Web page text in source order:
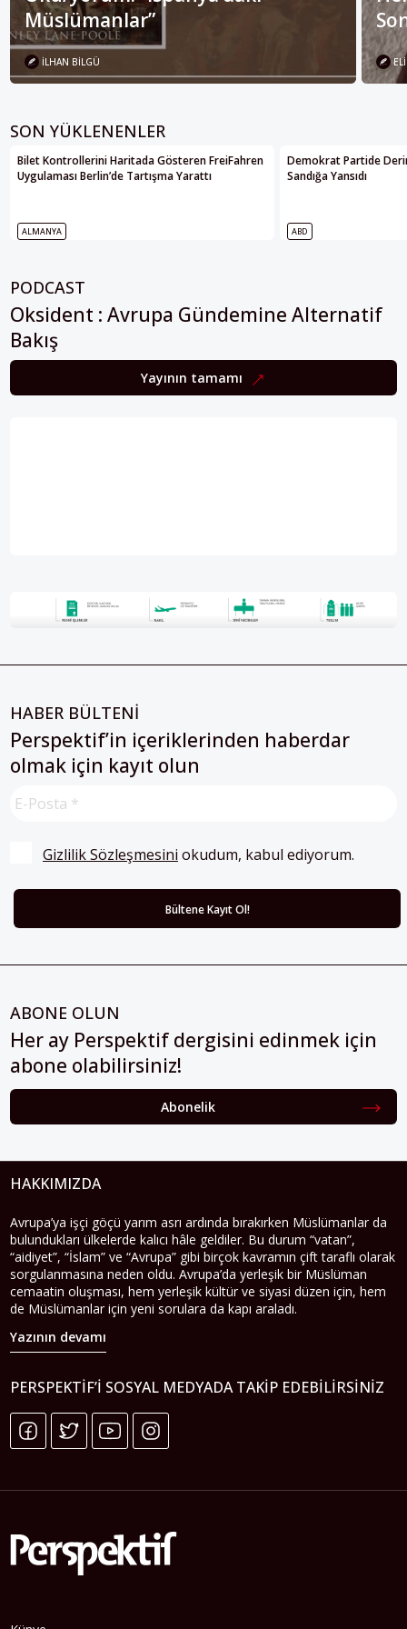
Müslümanlar”
İLHAN BILGÜ
SON YÜKLENENLER
Bilet Kontrollerini Haritada Gösteren FreiFahren
Uygulaması Berlin’de Tartışma Yarattı
ALMANYA
Demokrat Partide
Sandığa Yansıdı
ABD
PODCAST
Oksident : Avrupa Gündemine Alternatif
Bakış
Yayının tamamı
HABER BÜLTENİ
Perspektif’in içeriklerinden haberdar
olmak için kayıt olun
Gizlilik Sözleşmesini okudum, kabul ediyorum.
ABONE OLUN
Her ay Perspektif dergisini edinmek için
abone olabilirsiniz!
Abonelik
HAKKIMIZDA
Avrupa’ya işçi göçü yarım asrı ardında bırakırken Müslümanlar da
bulundukları ülkelerde kalıcı hâle geldiler. Bu durum “vatan”,
“aidiyet”, “İslam” ve “Avrupa” gibi birçok kavramın çift taraflı olarak
sorgulanmasına neden oldu. Avrupa’da yerleşik bir Müslüman
cemaatin oluşması, hem yerleşik kültür ve siyasi düzen için, hem
de Müslümanlar için yeni sorulara da kapı araladı.
Yazının devamı
PERSPEKTIF’I SOSYAL MEDYADA TAKIP EDEBILIRSINIZ